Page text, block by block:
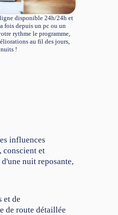
ligne disponible 24h/24h et
fois depuis un pc ou un
rythme le programme,
au fil des jours,
!
influences
conscient et
nuit reposante,
et de
de route détaillée